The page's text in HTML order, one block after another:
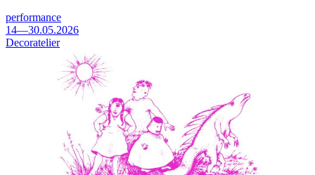
performance
14—30.05.2026
Decoratelier